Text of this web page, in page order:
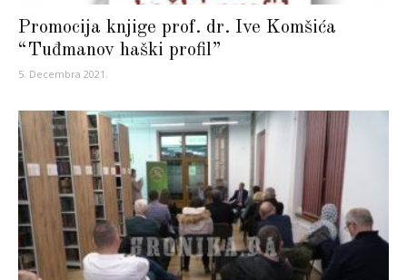
Promocija knjige prof. dr. Ive Komšića
“Tuđmanov haški profil”
5. Decembra 2021.